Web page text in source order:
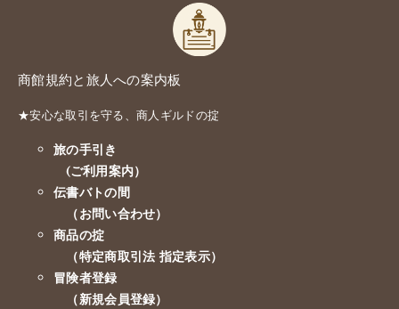
商館規約と旅人への案内板
★安心な取引を守る、商人ギルドの掟
旅の手引き
(ご利用案内）
伝書バトの間
（お問い合わせ）
商品の掟
（特定商取引法 指定表示）
冒険者登録
（新規会員登録）